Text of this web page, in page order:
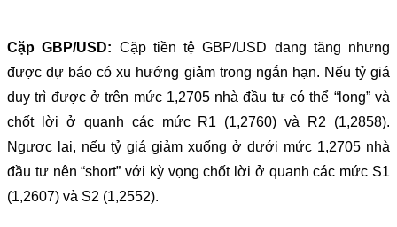
Cặp GBP/USD: Cặp tiền tệ GBP/USD đang tăng nhưng
được dự báo có xu hướng giảm trong ngắn hạn. Nếu tỷ giá
duy trì được ở trên mức 1,2705 nhà đầu tư có thể “long” và
chốt lời ở quanh các mức R1 (1,2760) và R2 (1,2858).
Ngược lại, nếu tỷ giá giảm xuống ở dưới mức 1,2705 nhà
đầu tư nên “short” với kỳ vọng chốt lời ở quanh các mức S1
(1,2607) và S2 (1,2552).